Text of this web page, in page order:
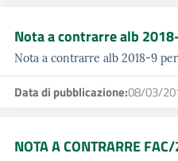
Nota a contrarre alb
Nota a contrarre alb 2018-9
Data di pubblicazione:08/03/
NOTA A CONTRARRE